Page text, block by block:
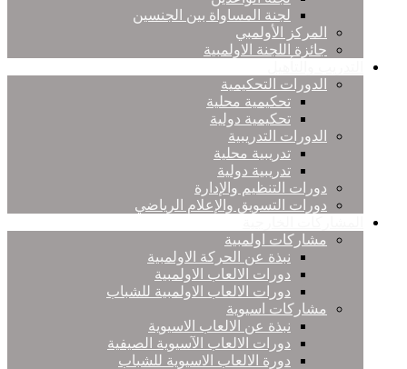
لجنة المساواة بين الجنسين
المركز الأولمبي
جائزة اللجنة الاولمبية
الدورات التحكيمية
تحكيمية محلية
تحكيمية دولية
الدورات التدريبية
تدريبية محلية
تدريبية دولية
دورات التنظيم والإدارة
دورات التسويق والإعلام الرياضي
مشاركات اولمبية
نبذة عن الحركة الاولمبية
دورات الالعاب الاولمبية
دورات الالعاب الاولمبية للشباب
مشاركات اسيوية
نبذة عن الالعاب الاسيوية
دورات الالعاب الآسيوية الصيفية
دورة الالعاب الاسيوية للشباب